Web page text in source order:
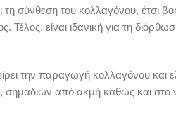
τη σύνθεση του κολλαγόνου,
Τέλος, είναι ιδανική για τη
την παραγωγή κολλαγόνου και
από ακμή καθώς και στο